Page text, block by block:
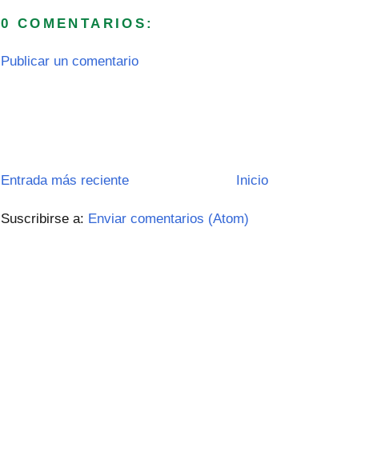
0 COMENTARIOS:
Publicar un comentario
Entrada más reciente Inicio
Suscribirse a: Enviar comentarios (Atom)